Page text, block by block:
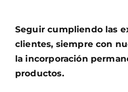
Seguir cumpliendo las
clientes, siempre con
la incorporación
productos.